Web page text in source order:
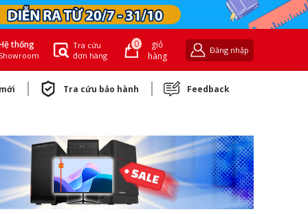
thống
Tra cứu
đơn hàng
0
giỏ
hàng
Đăng nhập
Tra cứu bảo hành Feedback